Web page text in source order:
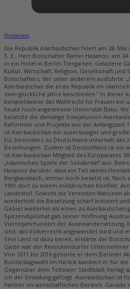
Redaktion
Die Republik Aserbaidschan feiert am 28.
S. E., Herr Botschafter Ramin Hasanov, am
in ein Hotel in Berlin-Tiergarten. Geladene
Kultur, Wirtschaft, Religion, Gesellschaft
Botschafters, der unter anderem ausführte:
Aserbaidschan die erste Republik im
zwei glückliche Jahre beschieden.“ In dieser
beispielsweise das Wahlrecht für Frauen ein
heute hoch angesehene Universität Baku.
besetzte die damalige Sowjetunion
Reformen und Projekte aus der Anfangszeit
ist Aserbaidschan ein zuverlässiger und
EU, besonders zu Deutschland unterhält das
Beziehungen. Zudem ist Deutschland ist ein
ist Aserbaidschan Mitglied des Europarates.
„Islamischen Spiele der Solidarität“ aus.
Hasanov darüber, dass ein Teil seines
Bergkarabach, immer noch besetzt ist. Nach
1991 dort zu einem militärischen Konflikt.
Landesteil. Sowohl die Vereinten Nationen
wiederholt die Besetzung scharf kritisiert
Gebiet weiterhin als einen zu Aserbaidschan
Spitzendiplomat gab seiner Hoffnung
Vierteljahrhundert der Auseinandersetzung,
sind, das Völkerrecht angewendet wird und
Sein Land ist dazu bereit, erklärte der
Gäste war der Reinickendorfer
Von 2011 bis 2016 gehörte er dem Berliner
Bundestagswahl im Herbst kandiert er für die
Gegenüber dem Teltower Stadtblatt-Verlag
ich der Einladung gefolgt. Aserbaidschan ist
Partner im wirtschaftlichen Bereich. Gerade